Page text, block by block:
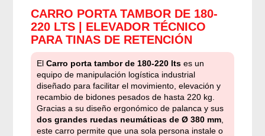
CARRO PORTA TAMBOR DE 180-
220 LTS | ELEVADOR TÉCNICO
PARA TINAS DE RETENCIÓN
ElCarro porta tambor de 180-220 lts es un
equipo de manipulación logística industrial
diseñado para facilitar el movimiento, elevación y
recambio de bidones pesados de hasta 220 kg.
Gracias a su diseño ergonómico de palanca y sus
dos grandes ruedas neumáticas de Ø 380 mm
este carro permite que una sola persona instale o